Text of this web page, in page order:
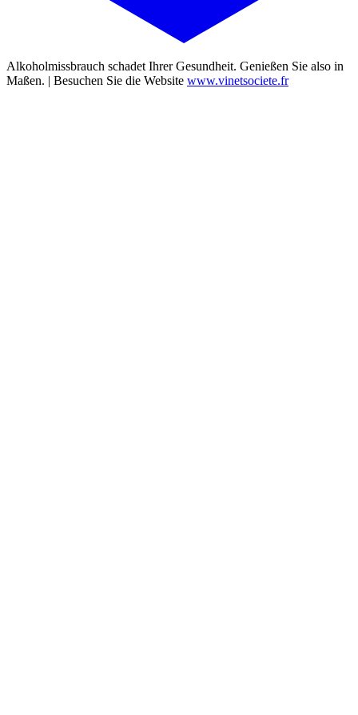
Alkoholmissbrauch schadet Ihrer Gesundheit. Genießen Sie also in
Maßen. | Besuchen Sie die Website www.vinetsociete.fr